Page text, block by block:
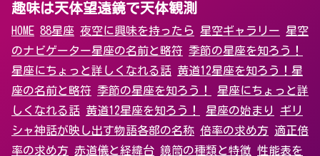
趣味は天体望遠鏡で天体観測
HOME 88星座 夜空に興味を持ったら 星空ギャラリー 星空
のナビゲーター星座の名前と略符 季節の星座を知ろう！
星座にちょっと詳しくなれる話 黄道12星座を知ろう！ 星
座の名前と略符 季節の星座を知ろう！
星座にちょっと詳
しくなれる話 黄道12星座を知ろう！ 星座の始まり
ギリ
シャ神話が映し出す物語各部の名称 倍率の求め方 適正倍
率の求め方 赤道儀と経緯台 鏡筒の種類と特徴 性能表を